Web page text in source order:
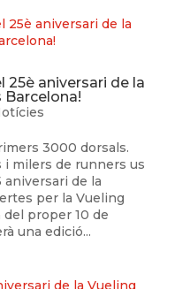
25è aniversari de la
Barcelona!
3000 dorsals.
i milers de runners us
aniversari de la
per la Vueling
proper 10 de
una edició...